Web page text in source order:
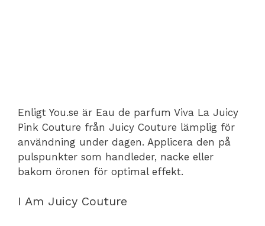
Enligt You.se är Eau de parfum Viva La Juicy
Pink Couture från Juicy Couture lämplig för
användning under dagen. Applicera den på
pulspunkter som handleder, nacke eller
bakom öronen för optimal effekt.
I Am Juicy Couture